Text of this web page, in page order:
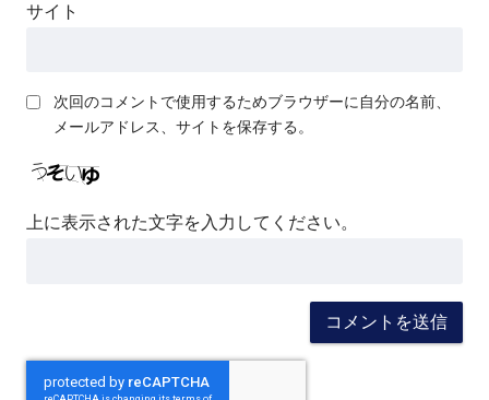
サイト
次回のコメントで使用するためブラウザーに自分の名前、
メールアドレス、サイトを保存する。
上に表示された文字を入力してください。